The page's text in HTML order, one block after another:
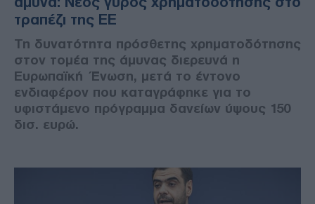
τραπέζι της ΕΕ
Τη δυνατότητα πρόσθετης χρηματοδότησης
στον τομέα της άμυνας διερευνά η
Ευρωπαϊκή Ένωση, μετά το έντονο
ενδιαφέρον που καταγράφηκε για το
υφιστάμενο πρόγραμμα δανείων ύψους 150
δισ. ευρώ.